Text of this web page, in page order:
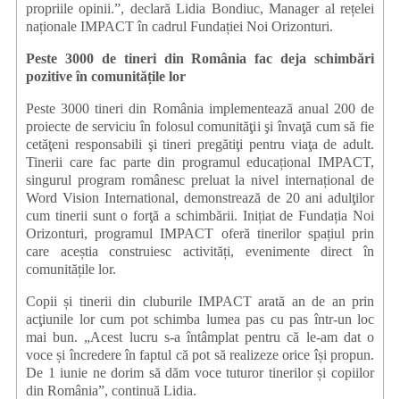
propriile opinii.”, declară Lidia Bondiuc, Manager al rețelei
naționale IMPACT în cadrul Fundației Noi Orizonturi.
Peste 3000 de tineri din România fac deja schimbări
pozitive în comunitățile lor
Peste 3000 tineri din România implementează anual 200 de
proiecte de serviciu în folosul comunităţii şi învaţă cum să fie
cetăţeni responsabili şi tineri pregătiţi pentru viaţa de adult.
Tinerii care fac parte din programul educațional IMPACT,
singurul program românesc preluat la nivel internațional de
Word Vision International, demonstrează de 20 ani adulţilor
cum tinerii sunt o forţă a schimbării. Inițiat de Fundația Noi
Orizonturi, programul IMPACT oferă tinerilor spațiul prin
care aceștia construiesc activități, evenimente direct în
comunitățile lor.
Copii și tinerii din cluburile IMPACT arată an de an prin
acţiunile lor cum pot schimba lumea pas cu pas într-un loc
mai bun. „Acest lucru s-a întâmplat pentru că le-am dat o
voce și încredere în faptul că pot să realizeze orice își propun.
De 1 iunie ne dorim să dăm voce tuturor tinerilor și copiilor
din România”, continuă Lidia.